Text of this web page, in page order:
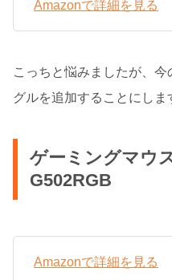
Amazonで詳細を見る
こっちと悩みましたが、
グルを追加することにしま
ゲーミングマウ
G502RGB
Amazonで詳細を見る